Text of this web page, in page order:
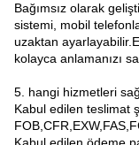
Bağımsız olarak
sistemi, mobil
uzaktan
kolayca anlamanızı
5. hangi hizmetleri
Kabul edilen teslimat